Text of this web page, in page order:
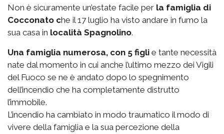
Non è sicuramente un’estate facile per la famiglia di
Cocconato che il 17 luglio ha visto andare in fumo la
sua casa in località Spagnolino.
Una famiglia numerosa, con 5 figli e tante necessità
nate dal momento in cui anche l’ultimo mezzo dei Vigili
del Fuoco se ne è andato dopo lo spegnimento
dell’incendio che ha completamente distrutto
l’immobile.
L’incendio ha cambiato in modo traumatico il modo di
vivere della famiglia e la sua percezione della